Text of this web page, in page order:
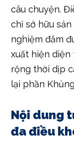
câu chuyện.
chỉ sở hữu
nghiệm đắm
xuất hiện diện
rộng thời dịp
lại phần
Nội dung
đa điều